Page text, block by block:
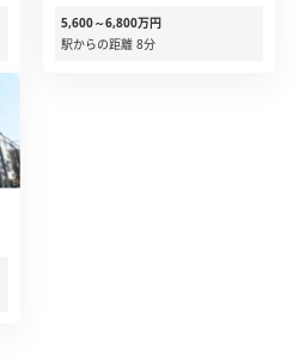
5,600～6,800万円
駅からの距離 8分